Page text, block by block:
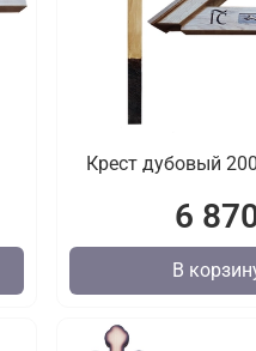
Крест дубовый
6
В